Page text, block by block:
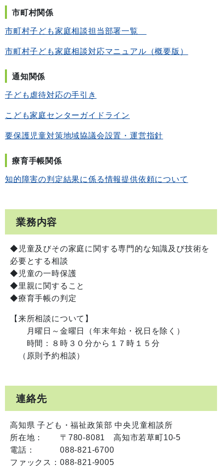
市町村関係
市町村子ども家庭相談担当部署一覧
市町村子ども家庭相談対応マニュアル（概要版）
通知関係
子ども虐待対応の手引き
こども家庭センターガイドライン
要保護児童対策地域協議会設置・運営指針
療育手帳関係
知的障害の判定結果に係る情報提供依頼について
業務内容
◆児童及びその家庭に関する専門的な知識及び技術を
必要とする相談
◆児童の一時保護
◆里親に関すること
◆療育手帳の判定
【来所相談について】
月曜日～金曜日（年末年始・祝日を除く）
時間：８時３０分から１７時１５分
（原則予約相談）
連絡先
高知県 子ども・福祉政策部 中央児童相談所
所在地：
〒780-8081 高知市若草町10-5
電話：
088-821-6700
ファックス： 088-821-9005